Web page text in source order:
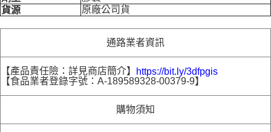
貨源
原廠公司貨
通路業者資訊
【產品責任險：詳見商店簡介】
https://bit.ly/3dfpgis
【食品業者登錄字號：A-189589328-00379-9】
購物須知